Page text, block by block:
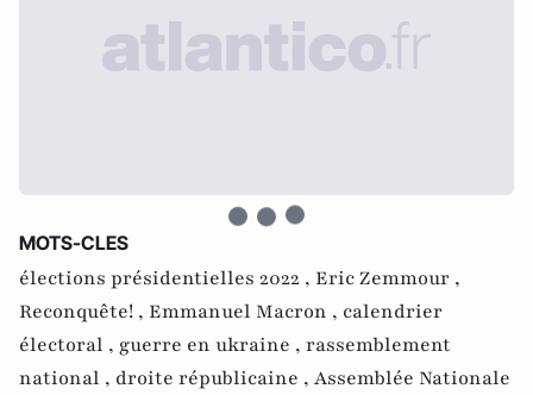
MOTS-CLES
élections présidentielles 2022 , Eric Zemmour ,
Reconquête! , Emmanuel Macron , calendrier
électoral , guerre en ukraine , rassemblement
national , droite républicaine , Assemblée Nationale